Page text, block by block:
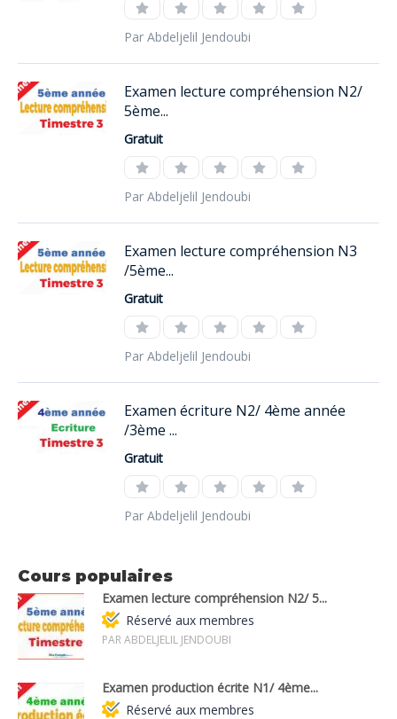
Par Abdeljelil Jendoubi
Examen lecture compréhension N2/
5ème...
Gratuit
Par Abdeljelil Jendoubi
Examen lecture compréhension N3
/5ème...
Gratuit
Par Abdeljelil Jendoubi
Examen écriture N2/ 4ème année
/3ème ...
Gratuit
Par Abdeljelil Jendoubi
Cours populaires
Examen lecture compréhension N2/ 5...
Réservé aux membres
PAR ABDELJELIL JENDOUBI
Examen production écrite N1/ 4ème...
Réservé aux membres